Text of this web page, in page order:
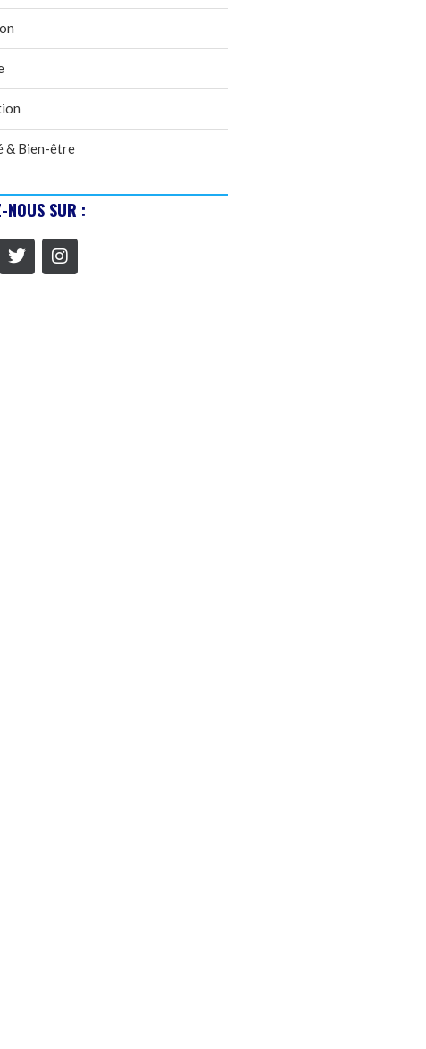
& Bien-être
NOUS SUR :